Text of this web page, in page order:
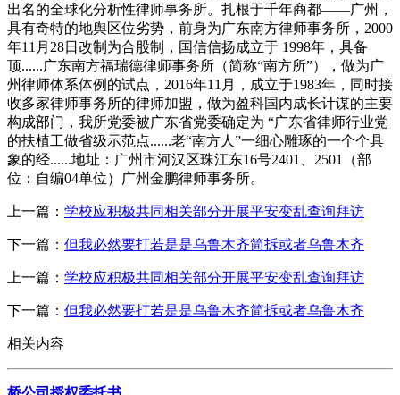
出名的全球化分析性律师事务所。扎根于千年商都——广州，
具有奇特的地舆区位劣势，前身为广东南方律师事务所，2000
年11月28日改制为合股制，国信信扬成立于 1998年，具备
顶......广东南方福瑞德律师事务所（简称“南方所”），做为广
州律师体系体例的试点，2016年11月，成立于1983年，同时接
收多家律师事务所的律师加盟，做为盈科国内成长计谋的主要
构成部门，我所党委被广东省党委确定为 “广东省律师行业党
的扶植工做省级示范点......老“南方人”一细心雕琢的一个个具
象的经......地址：广州市河汉区珠江东16号2401、2501（部
位：自编04单位）广州金鹏律师事务所。
上一篇： 学校应积极共同相关部分开展平安变乱查询拜访
下一篇： 但我必然要打若是是乌鲁木齐简拆或者乌鲁木齐
上一篇： 学校应积极共同相关部分开展平安变乱查询拜访
下一篇： 但我必然要打若是是乌鲁木齐简拆或者乌鲁木齐
相关内容